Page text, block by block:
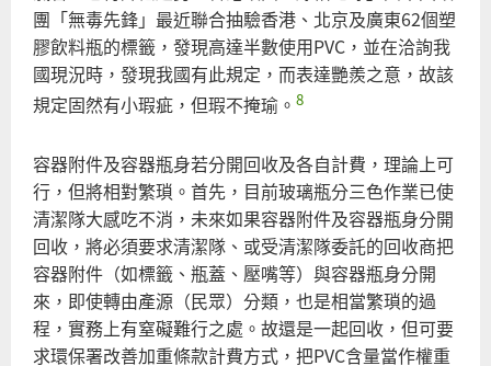
團「無毒先鋒」最近聯合抽驗香港、北京及廣東62個塑
膠飲料瓶的標籤，發現高達半數使用PVC，並在洽詢我
國現況時，發現我國有此規定，而表達艷羨之意，故該
規定固然有小瑕疵，但瑕不掩瑜。 8
容器附件及容器瓶身若分開回收及各自計費，理論上可
行，但將相對繁瑣。首先，目前玻璃瓶分三色作業已使
清潔隊大感吃不消，未來如果容器附件及容器瓶身分開
回收，將必須要求清潔隊、或受清潔隊委託的回收商把
容器附件（如標籤、瓶蓋、壓嘴等）與容器瓶身分開
來，即使轉由產源（民眾）分類，也是相當繁瑣的過
程，實務上有窒礙難行之處。故還是一起回收，但可要
求環保署改善加重條款計費方式，把PVC含量當作權重